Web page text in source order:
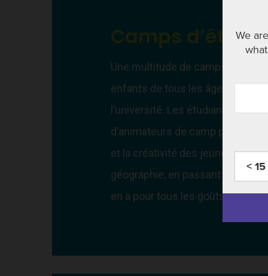
Camps d’été
Une multitude de camps sont
enfants de tous les âges le
l’université. Les étudiants
d’animateurs de camp pour
et la créativité des jeunes. Des
géographie, en passant par l’art et
en a pour tous les goûts.
We
< 15